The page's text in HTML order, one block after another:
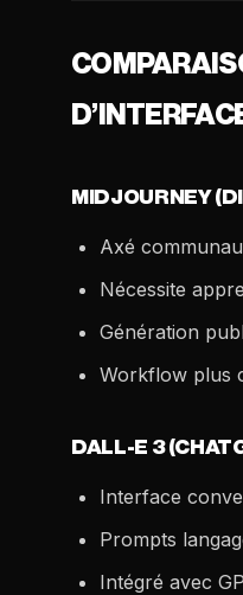
MIDJOURNEY
Axé
Nécessite
Génération
Workflow plus
DALL-E 3
Interface
Prompts
Intégré avec